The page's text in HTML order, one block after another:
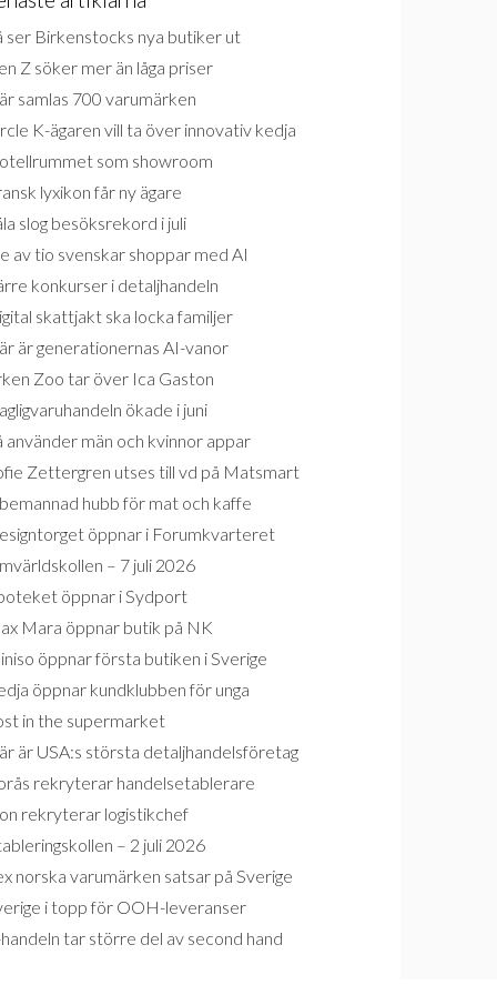
ser Birkenstocks nya butiker ut
Z söker mer än låga priser
samlas 700 varumärken
K-ägaren vill ta över innovativ kedja
som showroom
lyxikon får ny ägare
slog besöksrekord i juli
av tio svenskar shoppar med AI
konkurser i detaljhandeln
skattjakt ska locka familjer
är generationernas AI-vanor
Zoo tar över Ica Gaston
ökade i juni
använder män och kvinnor appar
Zettergren utses till vd på Matsmart
hubb för mat och kaffe
öppnar i Forumkvarteret
– 7 juli 2026
öppnar i Sydport
Mara öppnar butik på NK
öppnar första butiken i Sverige
öppnar kundklubben för unga
in the supermarket
är USA:s största detaljhandelsföretag
rekryterar handelsetablerare
rekryterar logistikchef
– 2 juli 2026
norska varumärken satsar på Sverige
i topp för OOH-leveranser
tar större del av second hand